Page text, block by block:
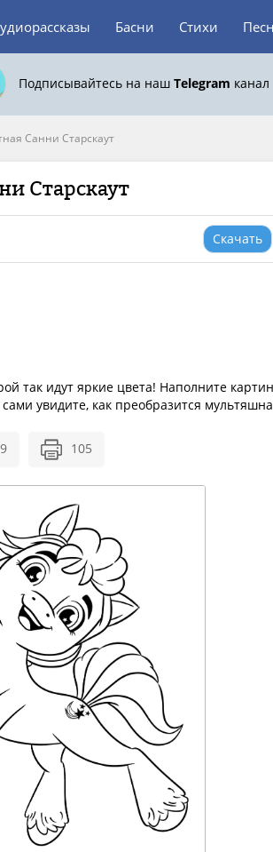
Басни Стихи
Подписывайтесь на наш Telegram канал
Санни Старскаут
Старскаут
Скачать
так идут яркие цвета! Наполните
увидите, как преобразится
105